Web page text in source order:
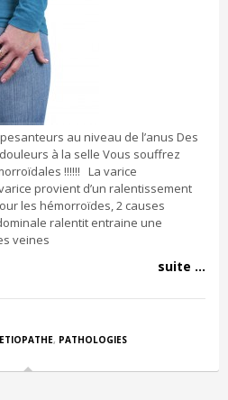
au niveau de l’anus Des
à la selle Vous souffrez
!!!!!! La varice
provient d’un ralentissement
les hémorroïdes, 2 causes
ralentit entraine une
veines
suite ...
, PATHOLOGIES